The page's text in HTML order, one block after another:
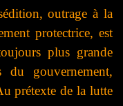
outrage à la
protectrice, est
plus grande
du gouvernement,
prétexte de la lutte